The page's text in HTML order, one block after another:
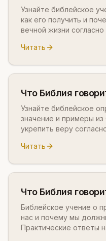
Узнайте библейское
как его получить и
вечной жизни
Читать
Что Библия
Узнайте библейское
значение и примеры
укрепить веру
Читать
Что Библия
Библейское учение о
нас и почему мы
Практические ответы